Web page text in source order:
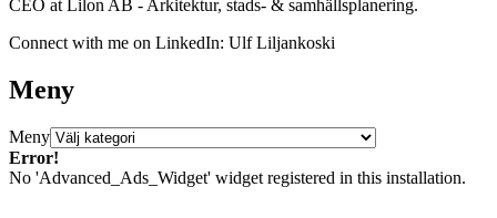
CEO at Lilon AB - Arkitektur, stads- & samhällsplanering.
Connect with me on LinkedIn: Ulf Liljankoski
Meny
Meny
Error!
No 'Advanced_Ads_Widget' widget registered in this installation.